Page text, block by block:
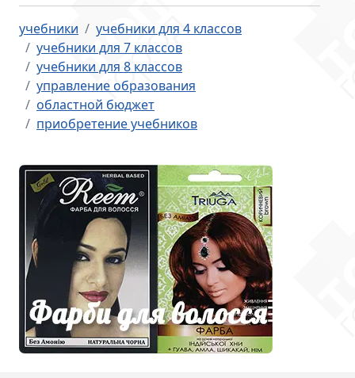
учебники
учебники для 4 классов
учебники для 7 классов
учебники для 8 классов
управление образования
областной бюджет
приобретение учебников